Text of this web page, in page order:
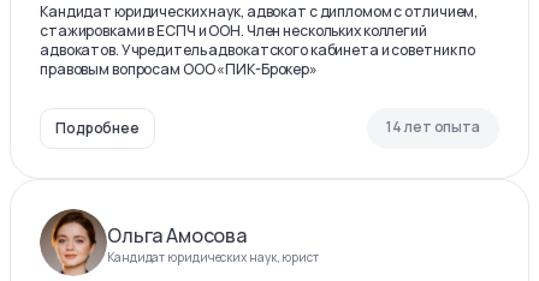
Кандидат юридических наук, адвокат с дипломом с отличием,
стажировками в ЕСПЧ и ООН. Член нескольких коллегий
адвокатов. Учредитель адвокатского кабинета и советник по
правовым вопросам ООО «ПИК-Брокер»
Подробнее 14 лет опыта
Ольга Амосова
Кандидат юридических наук, юрист